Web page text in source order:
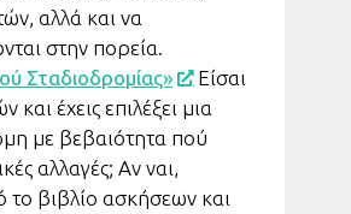
αλλά και να
στην πορεία.
Σταδιοδρομίας»
Είσαι
έχεις επιλέξει μια
με βεβαιότητα πού
αλλαγές; Αν ναι,
βιβλίο ασκήσεων και